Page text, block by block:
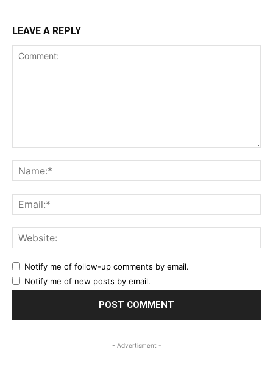
LEAVE A REPLY
Notify me of follow-up comments by email.
Notify me of new posts by email.
- Advertisment -